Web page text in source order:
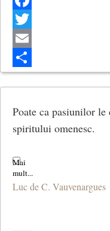
Facebook
Twitter
Email
Share
Poate ca pasiunilor
spiritului omenesc.
Luc de C. Vauvenargues